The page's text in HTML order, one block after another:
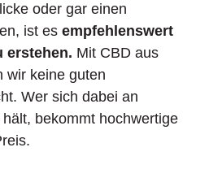
oder gar einen
ist esempfehlenswert
erstehen. Mit CBD aus
wir keine guten
Wer sich dabei an
bekommt hochwertige